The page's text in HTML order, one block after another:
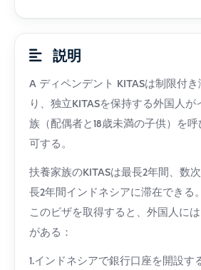
説明
A ディペンデント KITASは制限付
り、独立KITASを保持する外国人
族（配偶者と18歳未満の子供）を
可する。
扶養家族のKITASは最長2年間、数
長2年間インドネシアに滞在できる。
このビザを取得すると、外国人に
がある：
1.インドネシアで銀行口座を開設す